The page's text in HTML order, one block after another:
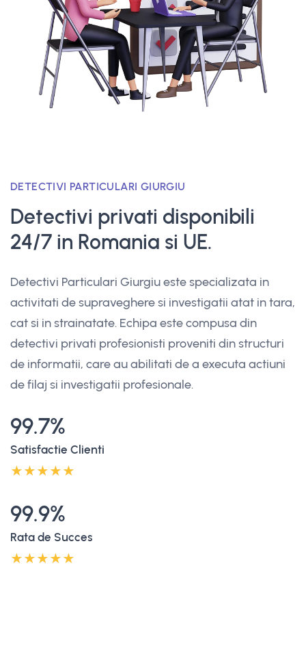
DETECTIVI PARTICULARI GIURGIU
Detectivi privati disponibili
24/7 in Romania si UE.
Detectivi Particulari Giurgiu este specializata in
activitati de supraveghere si investigatii atat in tara,
cat si in strainatate. Echipa este compusa din
detectivi privati profesionisti proveniti din structuri
de informatii, care au abilitati de a executa actiuni
de filaj si investigatii profesionale.
99.7%
Satisfactie Clienti
99.9%
Rata de Succes